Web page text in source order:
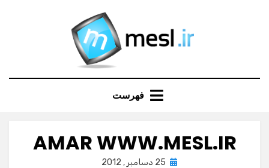
فهرست
AMAR WWW.MESL.IR
Posted
25 دسامبر , 2012